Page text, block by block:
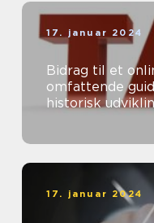
17. januar 2024
Bidrag til et
omfattende
historisk
17. januar 2024